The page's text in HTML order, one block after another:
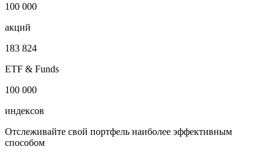
100 000
акций
183 824
ETF & Funds
100 000
индексов
Отслеживайте свой портфель наиболее эффективным
способом